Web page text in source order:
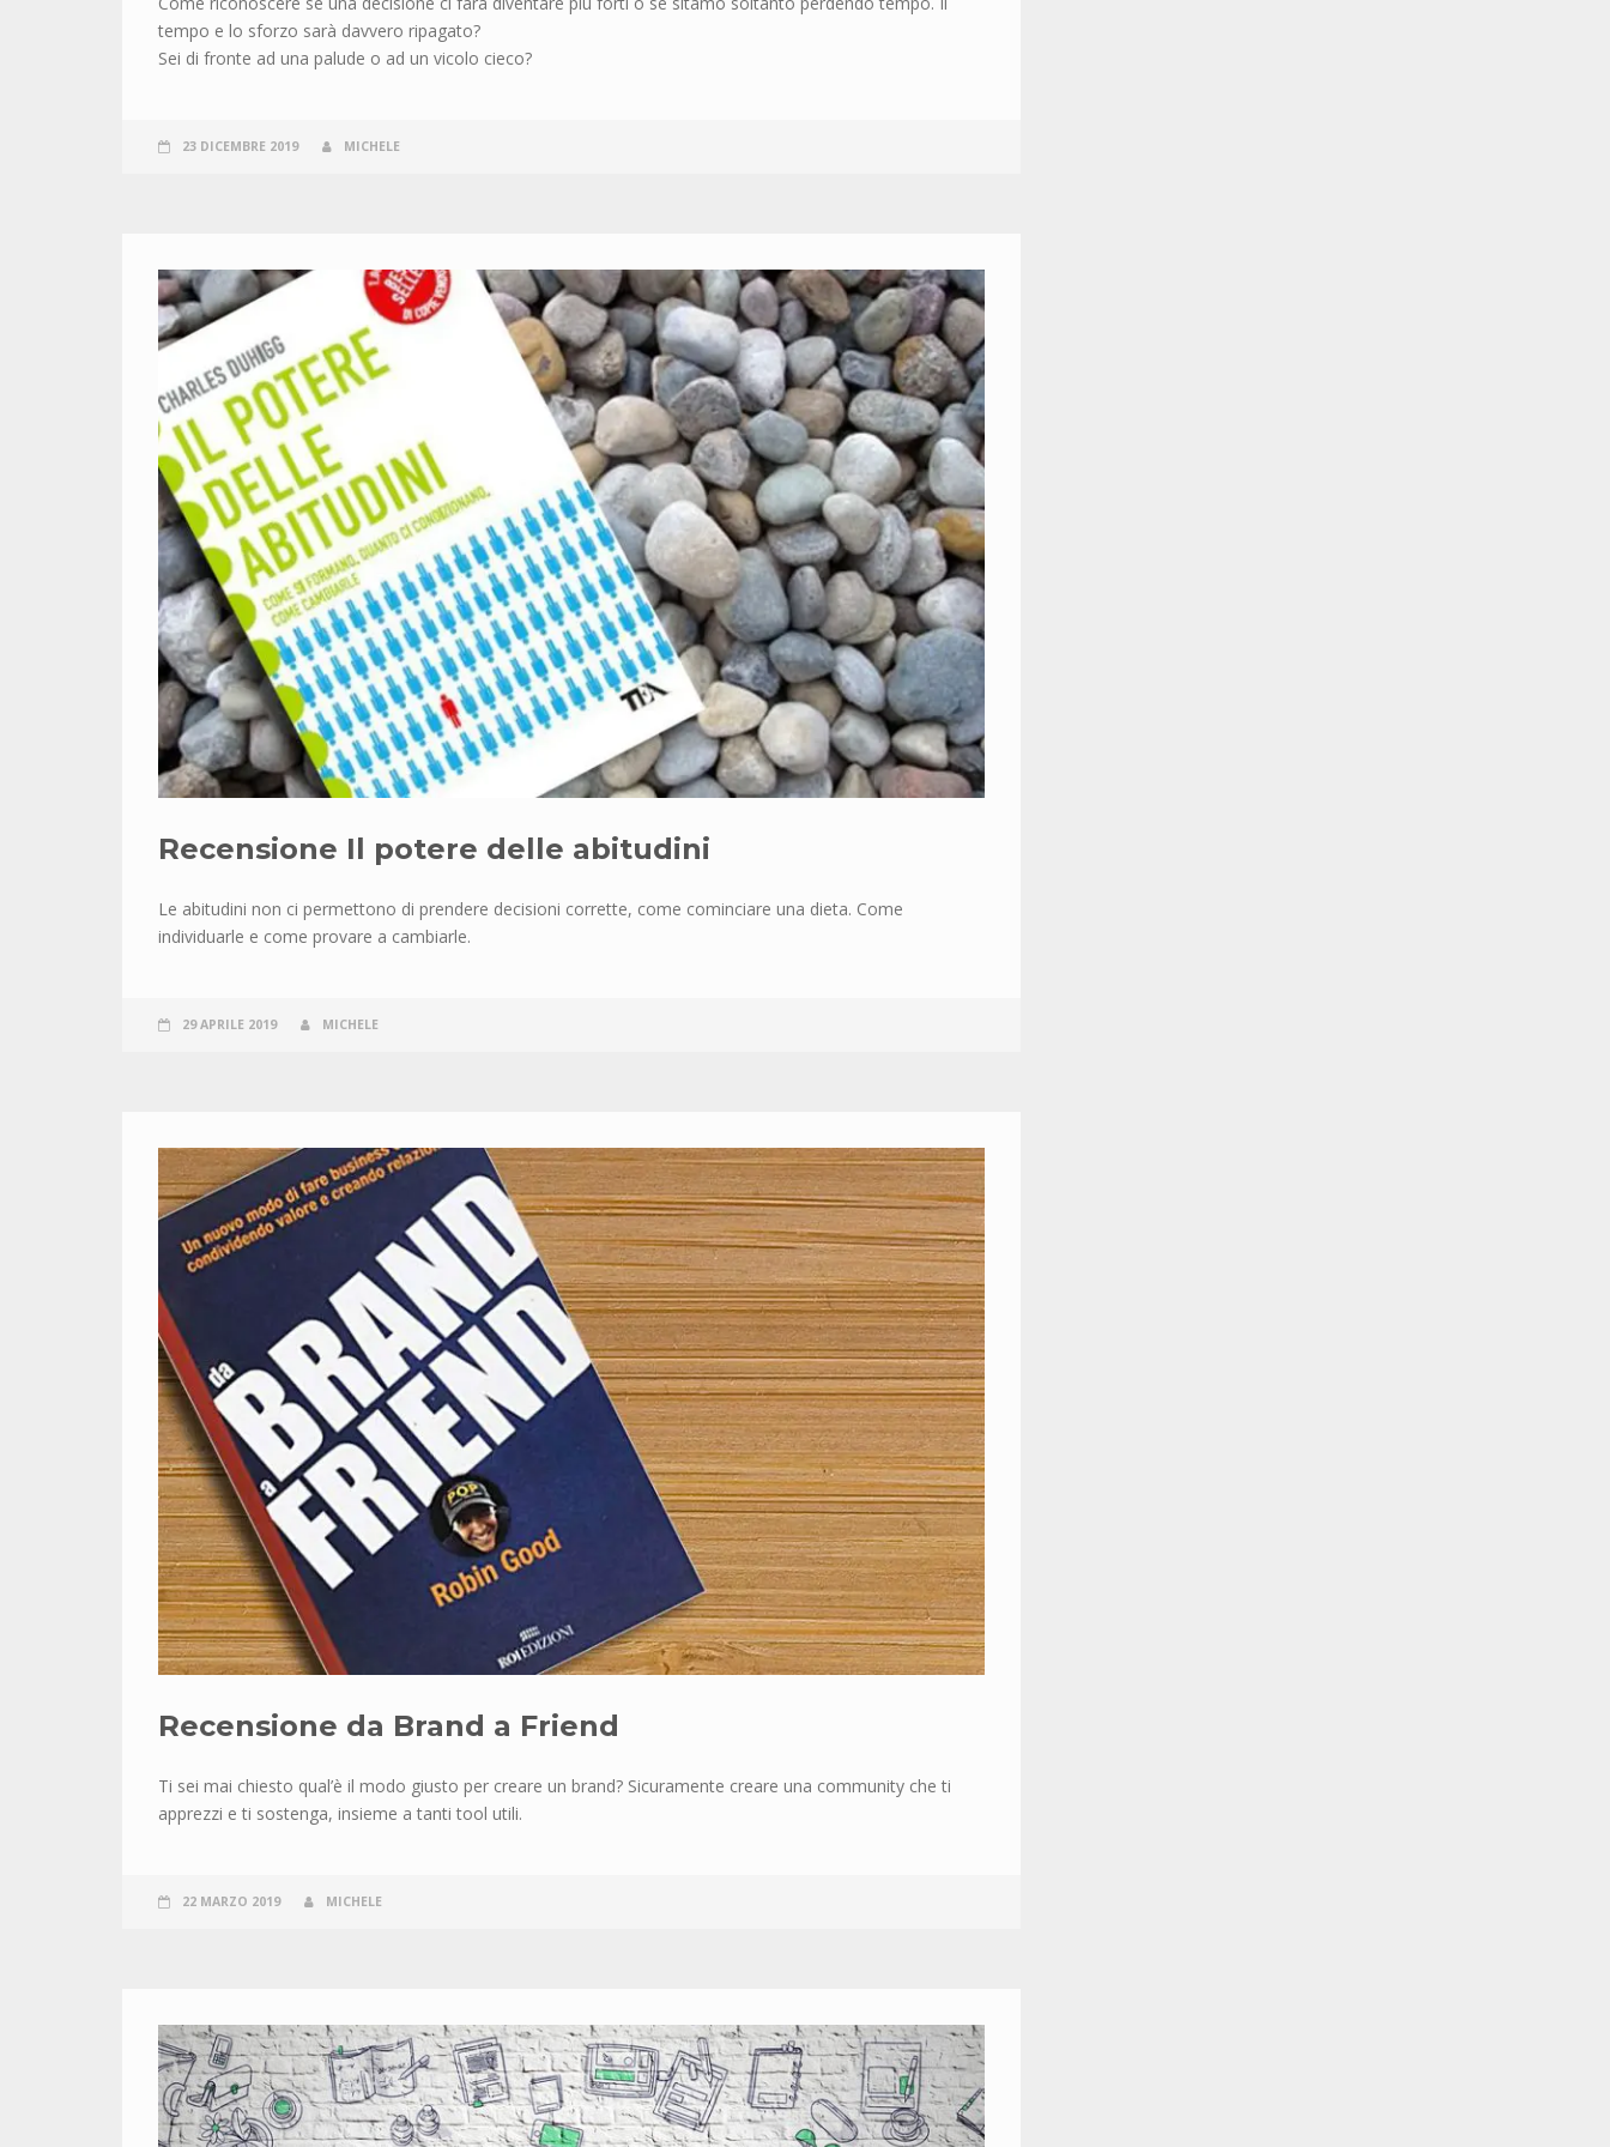
tempo e lo sforzo sarà davvero ripagato?
Sei di fronte ad una palude o ad un vicolo cieco?
23 DICEMBRE 2019 MICHELE
Recensione Il potere delle abitudini
Le abitudini non ci permettono di prendere decisioni corrette, come cominciare una dieta. Come
individuarle e come provare a cambiarle.
29 APRILE 2019 MICHELE
Recensione da Brand a Friend
Ti sei mai chiesto qual’è il modo giusto per creare un brand? Sicuramente creare una community che ti
apprezzi e ti sostenga, insieme a tanti tool utili.
22 MARZO 2019 MICHELE